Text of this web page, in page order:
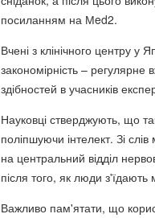
посиланням на Мed2.
Вчені з клінічного центру у
закономірність –
здібностей в учасників
Науковці стверджують, що
поліпшуючи інтелект. Зі
на центральний відділ
після того, як люди з'їдають
Важливо пам'ятати, що